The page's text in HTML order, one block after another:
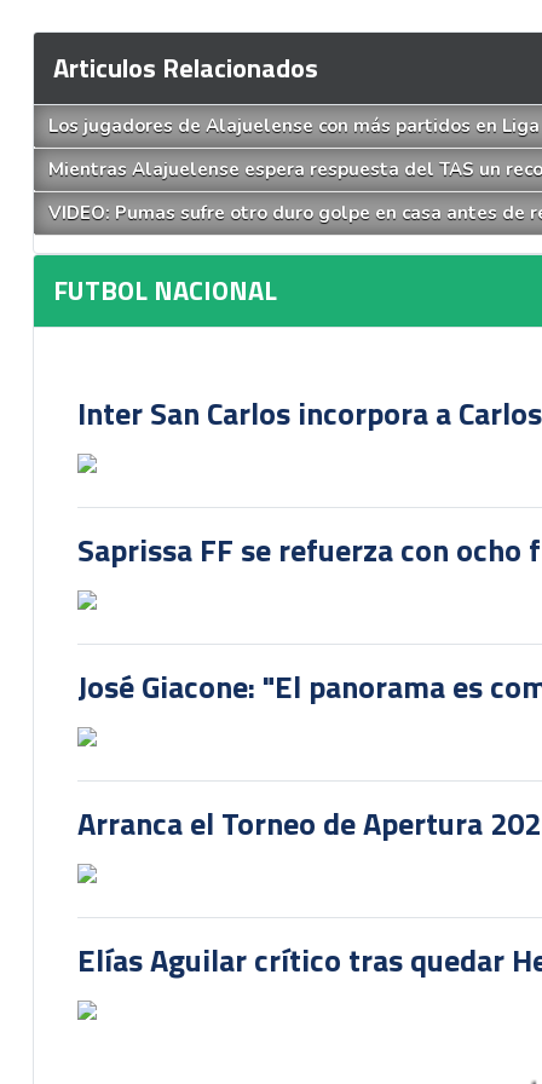
Articulos Relacionados
Los jugadores de Alajuelense con más partidos en Liga
Mientras Alajuelense espera respuesta del TAS un
VIDEO: Pumas sufre otro duro golpe en casa antes de
FUTBOL NACIONAL
Inter San Carlos incorpora a
Saprissa FF se refuerza con
José Giacone: "El panorama es
Arranca el Torneo de Apertura
Elías Aguilar crítico tras quedar